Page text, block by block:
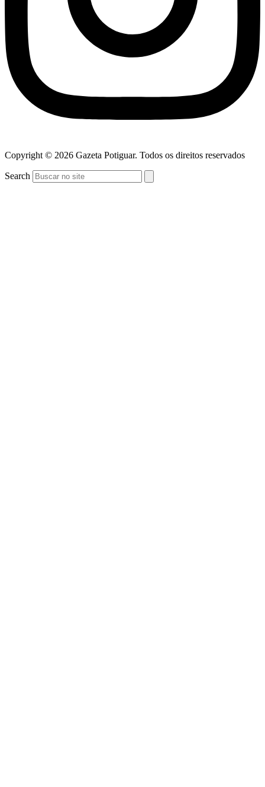
Copyright © 2026 Gazeta Potiguar. Todos os direitos reservados
Search